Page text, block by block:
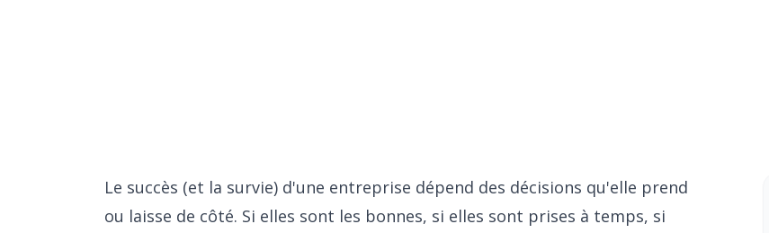
Le succès (et la survie) d'une entreprise dépend des décisions qu'elle prend
ou laisse de côté. Si elles sont les bonnes, si elles sont prises à temps, si